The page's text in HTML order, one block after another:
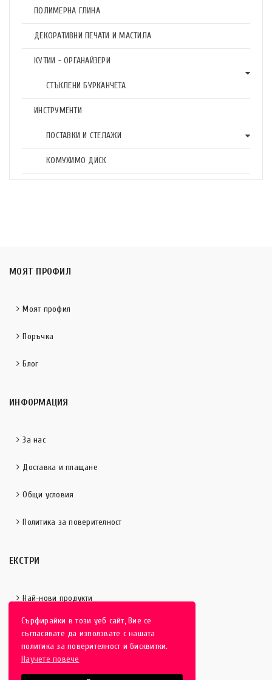
Сърфирайки в този уеб сайт, Вие се
съгласявате да използвате с нашата
политика за поверителност и бисквитки.
Научете повече
ПОЛИМЕРНА ГЛИНА
ДЕКОРАТИВНИ ПЕЧАТИ И МАСТИЛА
КУТИИ - ОРГАНАЙЗЕРИ
СТЪКЛЕНИ БУРКАНЧЕТА
ИНСТРУМЕНТИ
ПОСТАВКИ И СТЕЛАЖИ
КОМУХИМО ДИСК
МОЯТ ПРОФИЛ
Моят профил
Поръчка
Блог
ИНФОРМАЦИЯ
За нас
Доставка и плащане
Общи условия
Политика за поверителност
ЕКСТРИ
Най-нови продукти
Отличени продукти